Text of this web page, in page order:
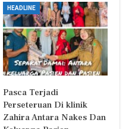
HEADLINE
Pasca Terjadi
Perseteruan Di klinik
Zahira Antara Nakes Dan